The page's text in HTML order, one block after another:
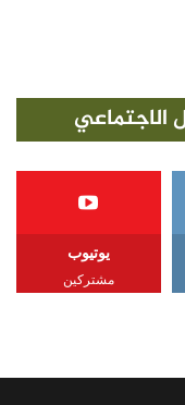
الاجتماعي
يوتيوب
مشتركين